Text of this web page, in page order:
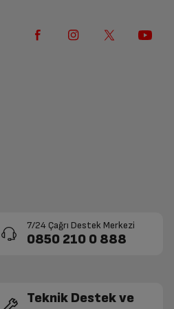
7/24 Çağrı Destek Merkezi
0850 210 0 888
Teknik Destek ve